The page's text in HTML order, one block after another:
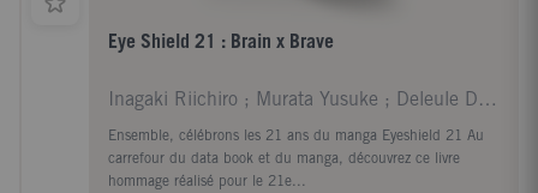
Eye Shield 21 : Brain x Brave
Inagaki Riichiro ; Murata Yusuke ; Deleule David
Ensemble, célébrons les 21 ans du manga Eyeshield 21 Au
carrefour du data book et du manga, découvrez ce livre
hommage réalisé pour le 21e...